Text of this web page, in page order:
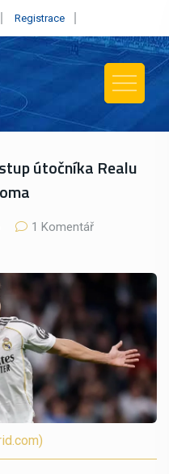
Registrace
útočníka Realu
1 Komentář